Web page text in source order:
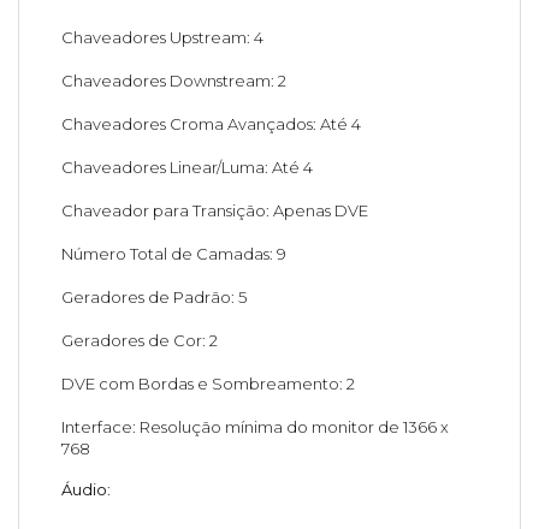
Chaveadores Upstream: 4
Chaveadores Downstream: 2
Chaveadores Croma Avançados: Até 4
Chaveadores Linear/Luma: Até 4
Chaveador para Transição: Apenas DVE
Número Total de Camadas: 9
Geradores de Padrão: 5
Geradores de Cor: 2
DVE com Bordas e Sombreamento: 2
Interface: Resolução mínima do monitor de 1366 x
768
Áudio: